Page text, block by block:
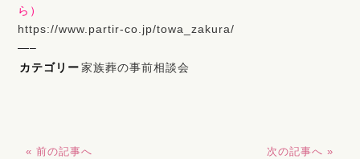
ら）
https://www.partir-co.jp/towa_zakura/
—–
カテゴリー 家族葬の事前相談会
« 前の記事へ 次の記事へ »